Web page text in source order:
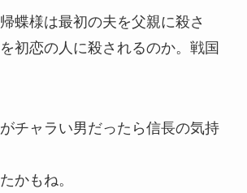
蝶様は最初の夫を父親に殺さ
初恋の人に殺されるのか。戦国
チャラい男だったら信長の気持
かもね。